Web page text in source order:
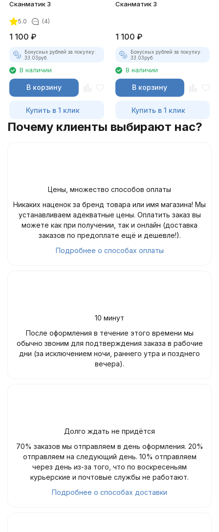
Сканматик 3
5.0 (4)
1 100 ₽
Бонусных рублей за покупку:
33.03руб.
В наличии
В корзину
Купить в 1 клик
Сканматик 3
1 100 ₽
Бонусных рублей за покупку:
33.03руб.
В наличии
В корзину
Купить в 1 клик
Почему клиенты выбирают нас?
Цены, множество способов оплаты
Никаких наценок за бренд товара или имя магазина! Мы
устанавливаем адекватные цены. Оплатить заказ вы
можете как при получении, так и онлайн (доставка
заказов по предоплате ещё и дешевле!).
Подробнее о способах оплаты
10 минут
После оформления в течение этого времени мы
обычно звоним для подтверждения заказа в рабочие
дни (за исключением ночи, раннего утра и позднего
вечера).
Долго ждать не придётся
70% заказов мы отправляем в день оформления. 20%
отправляем на следующий день. 10% отправляем
через день из-за того, что по воскресеньям
курьерские и почтовые службы не работают.
Подробнее о способах доставки